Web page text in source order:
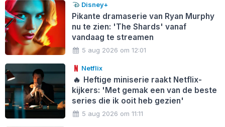
Disney+
Pikante dramaserie van Ryan Murphy
nu te zien: 'The Shards' vanaf
vandaag te streamen
5 aug 2026 om 12:01
Netflix
🔥 Heftige miniserie raakt Netflix-
kijkers: 'Met gemak een van de beste
series die ik ooit heb gezien'
5 aug 2026 om 11:11